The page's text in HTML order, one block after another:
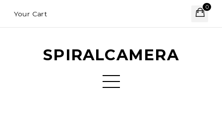
Your Cart
0
SPIRALCAMERA